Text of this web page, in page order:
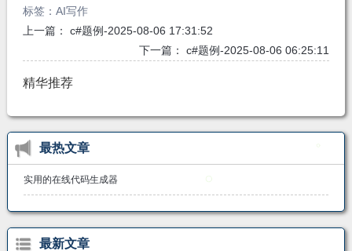
标签： AI写作
上一篇： c#题例-2025-08-06 17:31:52
下一篇：c#题例-2025-08-06 06:25:11
精华推荐
最热文章
实用的在线代码生成器
最新文章